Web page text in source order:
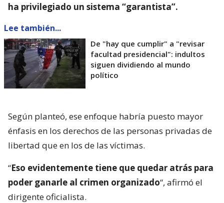
ha privilegiado un sistema “garantista”.
Lee también...
De "hay que cumplir" a "revisar
facultad presidencial": indultos
siguen dividiendo al mundo
político
Según planteó, ese enfoque habría puesto mayor
énfasis en los derechos de las personas privadas de
libertad que en los de las víctimas.
“Eso evidentemente tiene que quedar atrás para
poder ganarle al crimen organizado“, afirmó el
dirigente oficialista.